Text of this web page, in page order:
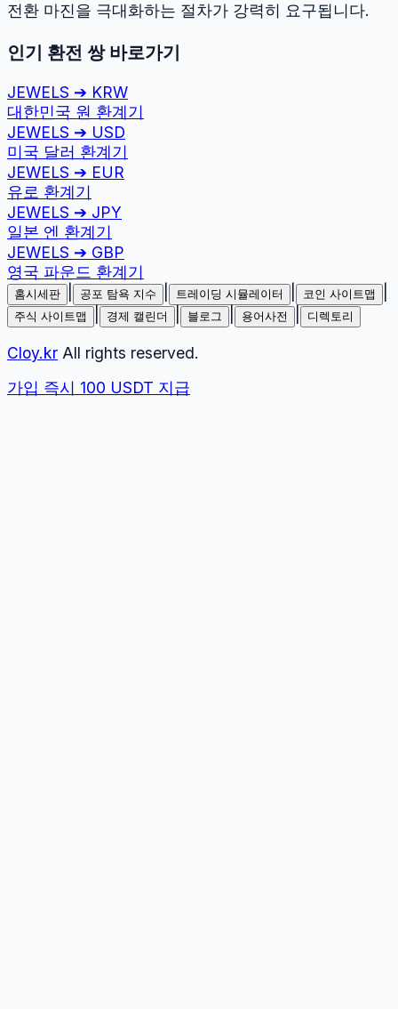
전환 마진을 극대화하는 절차가 강력히 요구됩니다.
인기 환전 쌍 바로가기
JEWELS ➔ KRW
대한민국 원 환계기
JEWELS ➔ USD
미국 달러 환계기
JEWELS ➔ EUR
유로 환계기
JEWELS ➔ JPY
일본 엔 환계기
JEWELS ➔ GBP
영국 파운드 환계기
홈시세판 공포 탐욕 지수 트레이딩 시뮬레이터 코인 사이트맵
주식 사이트맵 경제 캘린더 블로그 용어사전 디렉토리
Cloy.kr All rights reserved.
가입 즉시 100 USDT 지급